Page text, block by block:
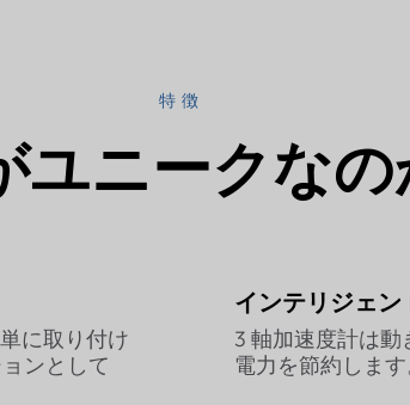
特徴
ユニークなの
に取り付け
ンとして
インテリジェ
3 軸加速度計は
電力を節約します